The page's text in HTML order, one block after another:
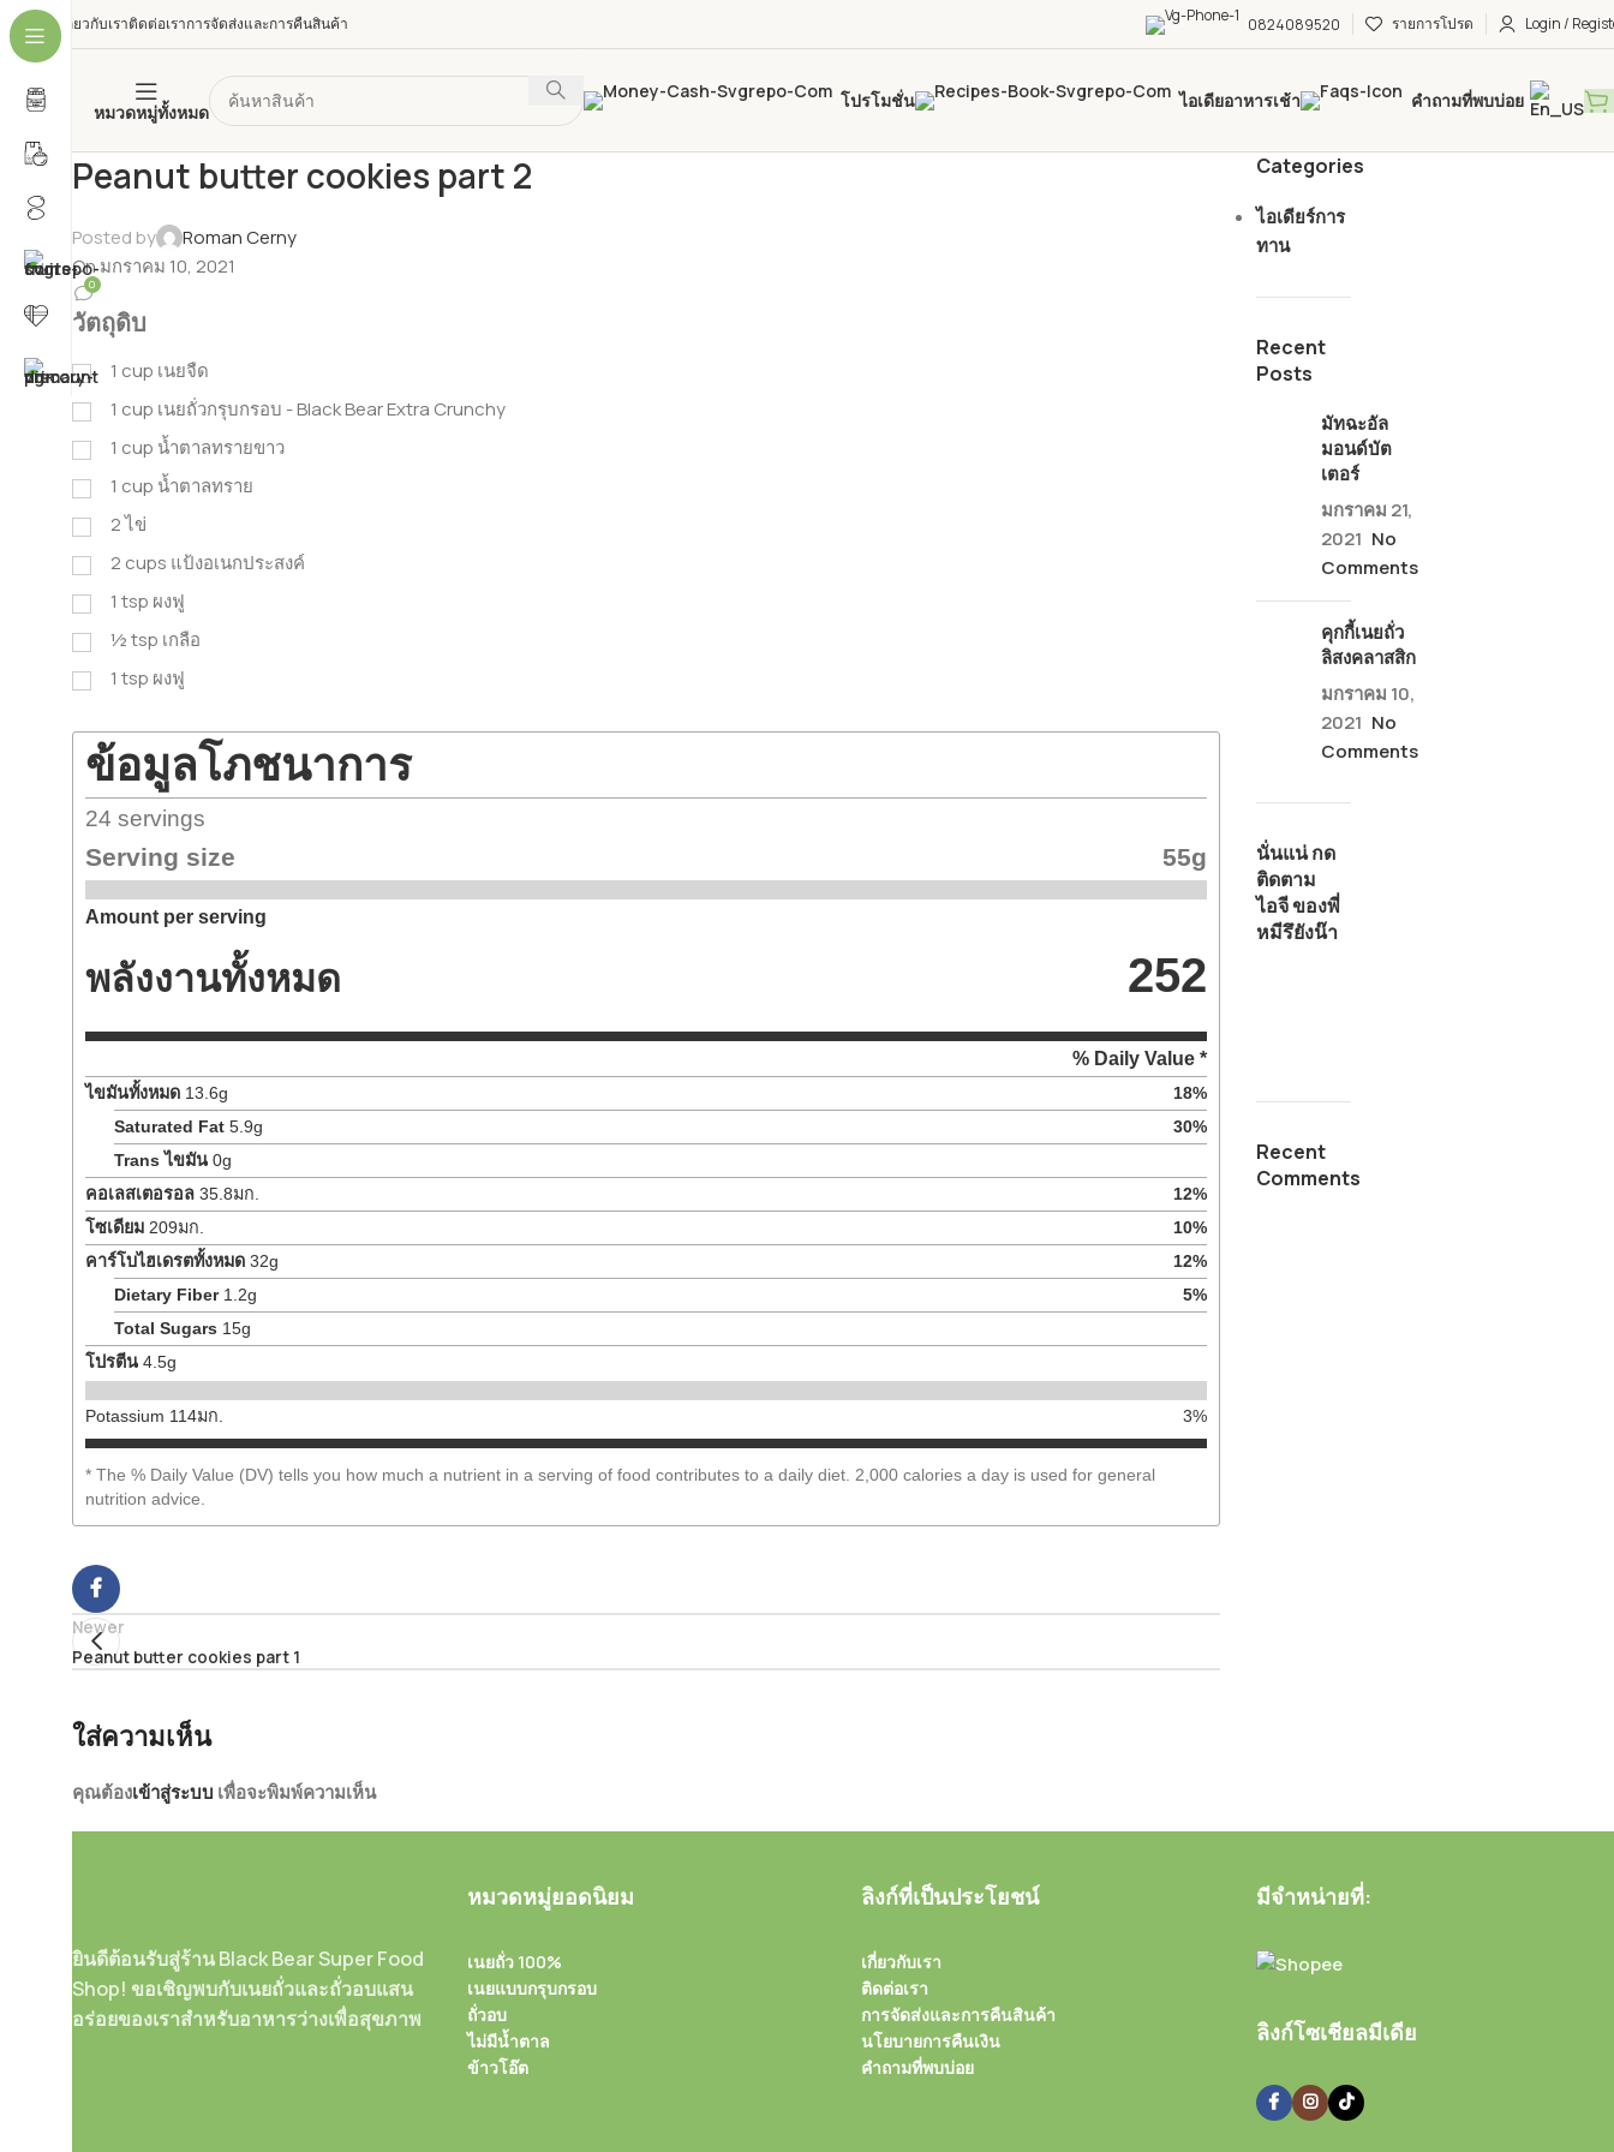
เกี่ยวกับเราติดต่อเราการจัดส่งและการคืนสินค้า 0824089520 รายการโปรด Login /
หมวดหมู่ทั้งหมด
โปรโมชั่น ไอเดียอาหารเช้า คำถามที่พบบ่อย
Peanut butter cookies part 2
Posted by
Roman Cerny
On มกราคม 10, 2021
0
วัตถุดิบ
1 cup เนยจืด
1 cup เนยถั่วกรุบกรอบ - Black Bear Extra Crunchy
1 cup น้ำตาลทรายขาว
1 cup น้ำตาลทราย
2ไข่
2 cups แป้งอเนกประสงค์
1 tsp ผงฟู
½tsp เกลือ
1 tsp ผงฟู
ข้อมูลโภชนาการ
24 servings
Serving size 55g
Amount per serving
พลังงานทั้งหมด 252
% Daily Value *
ไขมันทั้งหมด 13.6g 18%
Saturated Fat 5.9g 30%
Trans ไขมัน 0g
คอเลสเตอรอล 35.8มก. 12%
โซเดียม 209มก. 10%
คาร์โบไฮเดรตทั้งหมด 32g 12%
Dietary Fiber 1.2g 5%
Total Sugars 15g
โปรตีน 4.5g
Potassium 114มก. 3%
* The % Daily Value (DV) tells you how much a nutrient in a serving of food contributes to a daily diet. 2,000 calories a day is used for general
nutrition advice.
Newer
Peanut butter cookies part 1
ใส่ความเห็น
คุณต้องเข้าสู่ระบบ เพื่อจะพิมพ์ความเห็น
Categories
ไอเดียร์การ
ทาน
Recent
Posts
มัทฉะอัล
มอนด์บัต
เตอร์
มกราคม 21,
2021 No
Comments
คุกกี้เนยถั่ว
ลิสงคลาสสิก
มกราคม 10,
2021 No
Comments
นั่นแน่ กด
ติดตาม
ไอจี ของพี่
หมีรึยังน๊า
Recent
Comments
ยินดีต้อนรับสู่ร้าน Black Bear Super Food
Shop! ขอเชิญพบกับเนยถั่วและถั่วอบแสน
อร่อยของเราสำหรับอาหารว่างเพื่อสุขภาพ
หมวดหมู่ยอดนิยม
เนยถั่ว 100%
เนยแบบกรุบกรอบ
ถั่วอบ
ไม่มีน้ำตาล
ข้าวโอ๊ต
ลิงก์ที่เป็นประโยชน์
เกี่ยวกับเรา
ติดต่อเรา
การจัดส่งและการคืนสินค้า
นโยบายการคืนเงิน
คำถามที่พบบ่อย
มีจำหน่ายที่:
ลิงก์โซเชียลมีเดีย